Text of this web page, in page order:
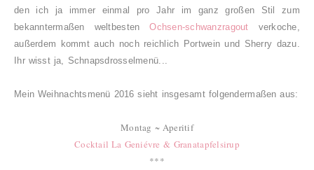
den ich ja immer einmal pro Jahr im ganz großen Stil zum
bekanntermaßen weltbestenOchsen-schwanzragout verkoche,
außerdem kommt auch noch reichlich Portwein und Sherry dazu.
Ihr wisst ja, Schnapsdrosselmenü...
Mein Weihnachtsmenü 2016 sieht insgesamt folgendermaßen aus:
Montag ~ Aperitif
Cocktail La Geniévre & Granatapfelsirup
***